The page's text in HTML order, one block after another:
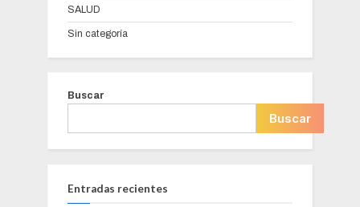
SALUD
Sin categoría
Buscar
Buscar
Entradas recientes